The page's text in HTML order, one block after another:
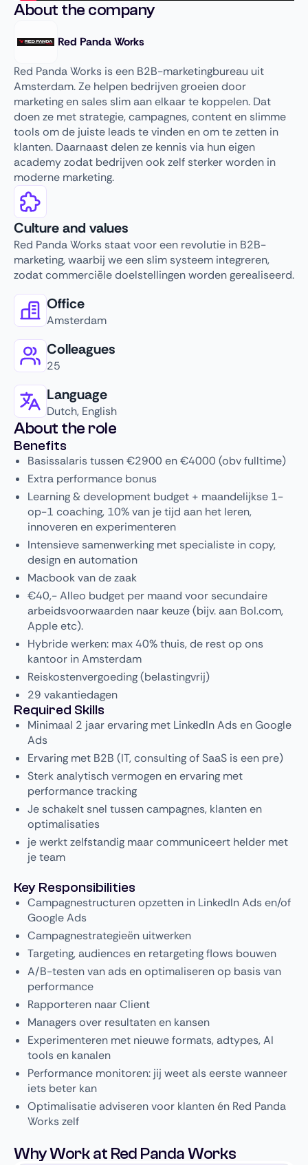
About the company
Red Panda Works
Red Panda Works is een B2B-marketingbureau uit
Amsterdam. Ze helpen bedrijven groeien door
marketing en sales slim aan elkaar te koppelen. Dat
doen ze met strategie, campagnes, content en slimme
tools om de juiste leads te vinden en om te zetten in
klanten. Daarnaast delen ze kennis via hun eigen
academy zodat bedrijven ook zelf sterker worden in
moderne marketing.
Culture and values
Red Panda Works staat voor een revolutie in B2B-
marketing, waarbij we een slim systeem integreren,
zodat commerciële doelstellingen worden gerealiseerd.
Office
Amsterdam
Colleagues
25
Language
Dutch, English
About the role
Benefits
Basissalaris tussen €2900 en €4000 (obv fulltime)
Extra performance bonus
Learning & development budget + maandelijkse 1-
op-1 coaching, 10% van je tijd aan het leren,
innoveren en experimenteren
Intensieve samenwerking met specialiste in copy,
design en automation
Macbook van de zaak
€40,- Alleo budget per maand voor secundaire
arbeidsvoorwaarden naar keuze (bijv. aan Bol.com,
Apple etc).
Hybride werken: max 40% thuis, de rest op ons
kantoor in Amsterdam
Reiskostenvergoeding (belastingvrij)
29 vakantiedagen
Required Skills
Minimaal 2 jaar ervaring met LinkedIn Ads en Google
Ads
Ervaring met B2B (IT, consulting of SaaS is een pre)
Sterk analytisch vermogen en ervaring met
performance tracking
Je schakelt snel tussen campagnes, klanten en
optimalisaties
je werkt zelfstandig maar communiceert helder met
je team
Key Responsibilities
Campagnestructuren opzetten in LinkedIn Ads en/of
Google Ads
Campagnestrategieën uitwerken
Targeting, audiences en retargeting flows bouwen
A/B-testen van ads en optimaliseren op basis van
performance
Rapporteren naar Client
Managers over resultaten en kansen
Experimenteren met nieuwe formats, adtypes, AI
tools en kanalen
Performance monitoren: jij weet als eerste wanneer
iets beter kan
Optimalisatie adviseren voor klanten én Red Panda
Works zelf
Why Work at Red Panda Works